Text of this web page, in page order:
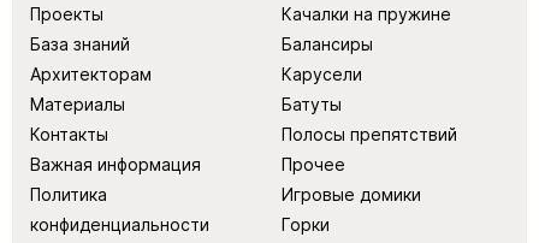
Проекты
База знаний
Архитекторам
Материалы
Контакты
Важная информация
Политика
конфиденциальности
Качалки на пружине
Балансиры
Карусели
Батуты
Полосы препятствий
Прочее
Игровые домики
Горки